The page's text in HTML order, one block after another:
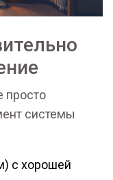
просто
системы
с хорошей